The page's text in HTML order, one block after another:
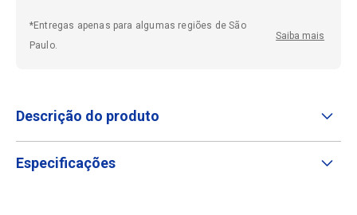
*Entregas apenas para algumas regiões de São
Paulo.
Saiba mais
Descrição do produto
Especificações